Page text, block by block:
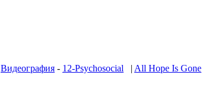
Видеография - 12-Psychosocial | All Hope Is Gone